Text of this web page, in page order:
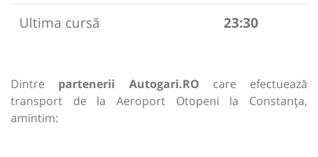
Ultima cursă
23:30
Dintre partenerii Autogari.RO care efectuează
transport de la Aeroport Otopeni la Constanța,
amintim: